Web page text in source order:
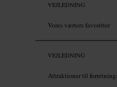
VEJLEDNING
Vores værters favoritter
VEJLEDNING
Attraktioner til